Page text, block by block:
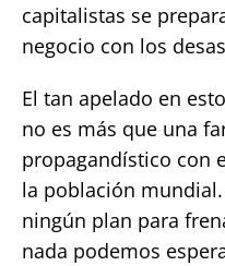
capitalistas se
negocio con los
El tan apelado en
no es más que una
propagandístico con
la población
ningún plan para
nada podemos